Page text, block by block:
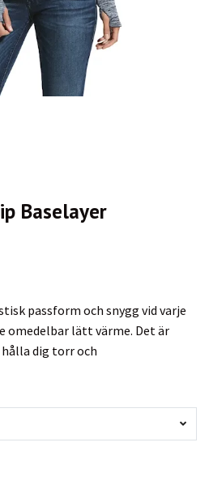
Baselayer
passform och snygg vid varje
omedelbar lätt värme. Det är
dig torr och